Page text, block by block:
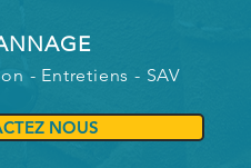
- Entretiens - SAV
NOUS